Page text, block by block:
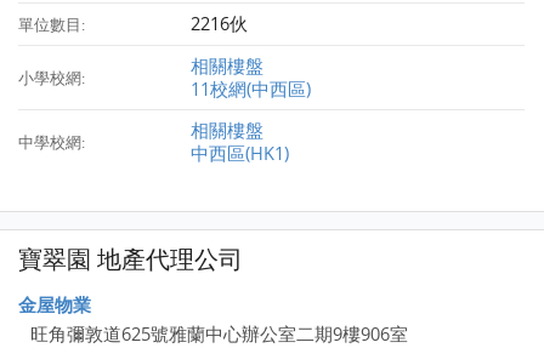
單位數目: 2216伙
小學校網:
相關樓盤
11校網(中西區)
中學校網:
相關樓盤
中西區(HK1)
寶翠園 地產代理公司
金屋物業
旺角彌敦道625號雅蘭中心辦公室二期9樓906室